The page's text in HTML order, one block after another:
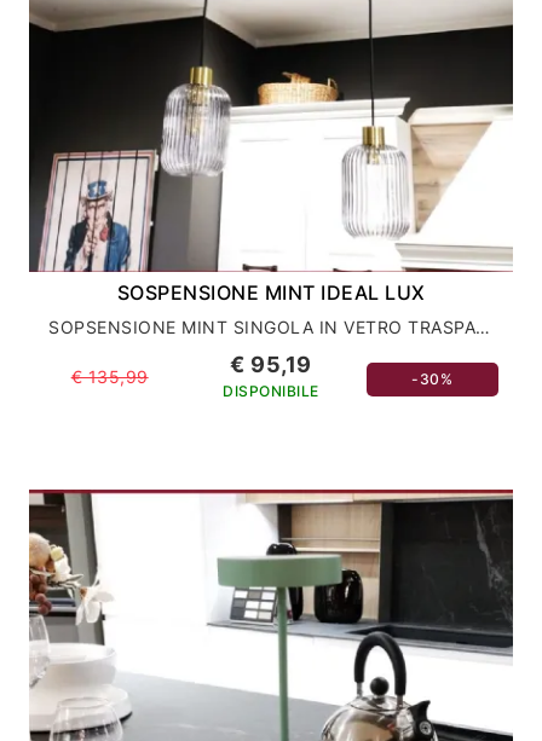
SOSPENSIONE MINT IDEAL LUX
SOPSENSIONE MINT SINGOLA IN VETRO TRASPARENTE
€ 135,99 € 95,19
DISPONIBILE
-30%